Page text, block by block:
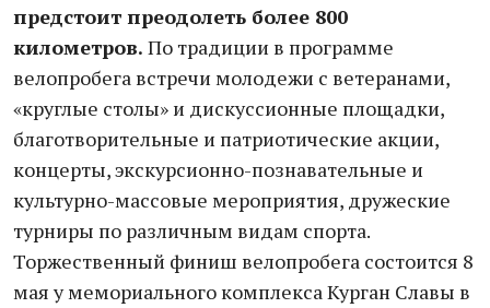
предстоит преодолеть более 800
километров. По традиции в программе
велопробега встречи молодежи с ветеранами,
«круглые столы» и дискуссионные площадки,
благотворительные и патриотические акции,
концерты, экскурсионно-познавательные и
культурно-массовые мероприятия, дружеские
турниры по различным видам спорта.
Торжественный финиш велопробега состоится 8
мая у мемориального комплекса Курган Славы в